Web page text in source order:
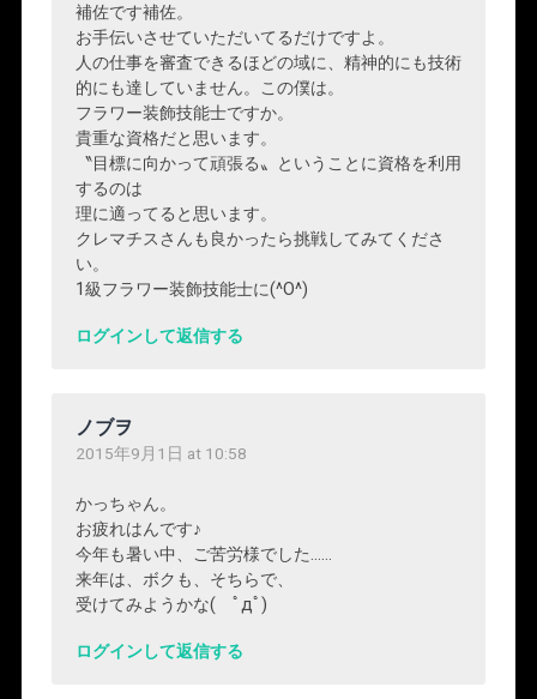
補佐です補佐。
お手伝いさせていただいてるだけですよ。
人の仕事を審査できるほどの域に、精神的にも技術
的にも達していません。この僕は。
フラワー装飾技能士ですか。
貴重な資格だと思います。
〝目標に向かって頑張る〟ということに資格を利用
するのは
理に適ってると思います。
クレマチスさんも良かったら挑戦してみてくださ
い。
1級フラワー装飾技能士に(^O^)
ログインして返信する
ノブヲ
2015年9月1日 at 10:58
かっちゃん。
お疲れはんです♪
今年も暑い中、ご苦労様でした……
来年は、ボクも、そちらで、
受けてみようかな( ﾟдﾟ)
ログインして返信する